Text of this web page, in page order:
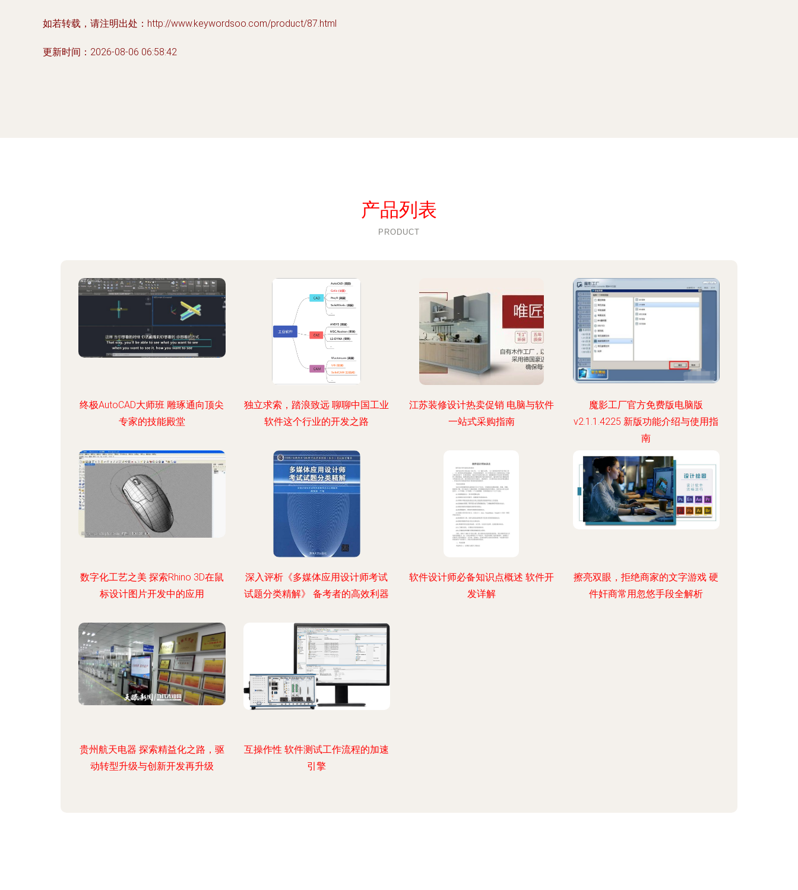
如若转载，请注明出处：http://www.keywordsoo.com/product/87.html
更新时间：2026-08-06 06:58:42
产品列表
PRODUCT
终极AutoCAD大师班 雕琢通向顶尖
专家的技能殿堂
独立求索，踏浪致远 聊聊中国工业
软件这个行业的开发之路
江苏装修设计热卖促销 电脑与软件
一站式采购指南
魔影工厂官方免费版电脑版
v2.1.1.4225 新版功能介绍与使用指
南
数字化工艺之美 探索Rhino 3D在鼠
标设计图片开发中的应用
深入评析《多媒体应用设计师考试
试题分类精解》 备考者的高效利器
软件设计师必备知识点概述 软件开
发详解
擦亮双眼，拒绝商家的文字游戏 硬
件奸商常用忽悠手段全解析
贵州航天电器 探索精益化之路，驱
动转型升级与创新开发再升级
互操作性 软件测试工作流程的加速
引擎